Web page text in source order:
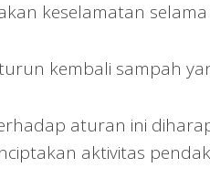
keselamatan
kembali sampah
aturan ini
aktivitas